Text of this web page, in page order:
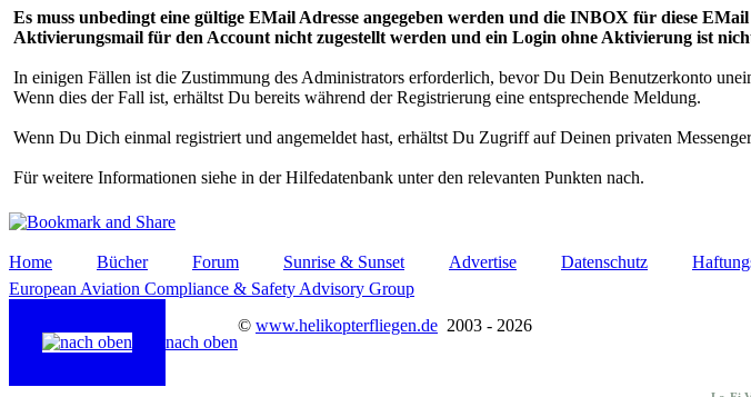
Es muss unbedingt eine gültige EMail Adresse angegeben werden und die INBOX für diese
Aktivierungsmail für den Account nicht zugestellt werden und ein Login ohne Aktivierung ist
In einigen Fällen ist die Zustimmung des Administrators erforderlich, bevor Du Dein Benutzerkonto
Wenn dies der Fall ist, erhältst Du bereits während der Registrierung eine entsprechende Meldung.
Wenn Du Dich einmal registriert und angemeldet hast, erhältst Du Zugriff auf Deinen privaten
Für weitere Informationen siehe in der Hilfedatenbank unter den relevanten Punkten nach.
Home Bücher Forum Sunrise & Sunset Advertise Datenschutz
European Aviation Compliance & Safety Advisory Group
nach oben
© www.helikopterfliegen.de 2003 - 2026